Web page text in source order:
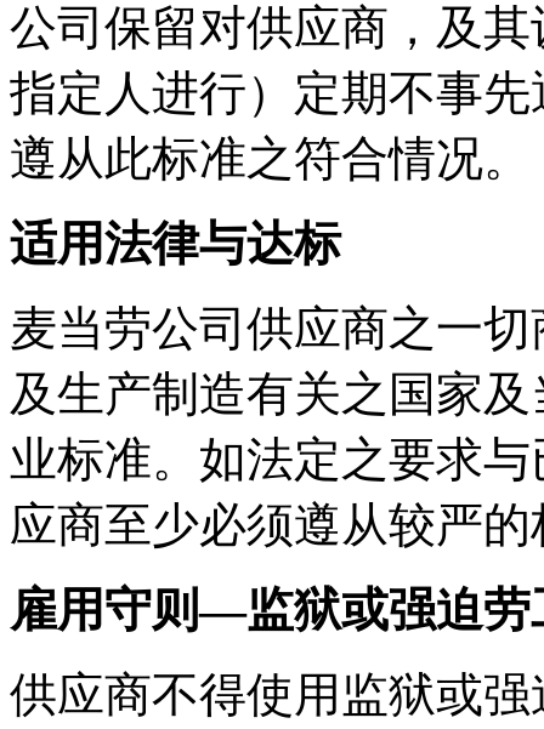
公司保留对供应商，及
指定人进行）定期不事
遵从此标准之符合情况。
适用法律与达标
麦当劳公司供应商之一
及生产制造有关之国家
业标准。如法定之要求
应商至少必须遵从较严的
雇用守则—监狱或强迫劳
供应商不得使用监狱或